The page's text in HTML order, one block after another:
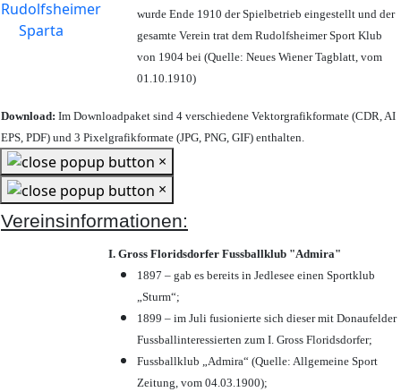
wurde Ende 1910 der Spielbetrieb eingestellt und der
gesamte Verein trat dem Rudolfsheimer Sport Klub
von 1904 bei (Quelle: Neues Wiener Tagblatt, vom
01.10.1910)
Download: Im Downloadpaket sind 4 verschiedene Vektorgrafikformate (CDR, AI
EPS, PDF) und 3 Pixelgrafikformate (JPG, PNG, GIF) enthalten.
×
×
Vereinsinformationen:
I. Gross Floridsdorfer Fussballklub "Admira"
1897 – gab es bereits in Jedlesee einen Sportklub
„Sturm“;
1899 – im Juli fusionierte sich dieser mit Donaufelder
Fussballinteressierten zum I. Gross Floridsdorfer;
Fussballklub „Admira“ (Quelle: Allgemeine Sport
Zeitung, vom 04.03.1900);